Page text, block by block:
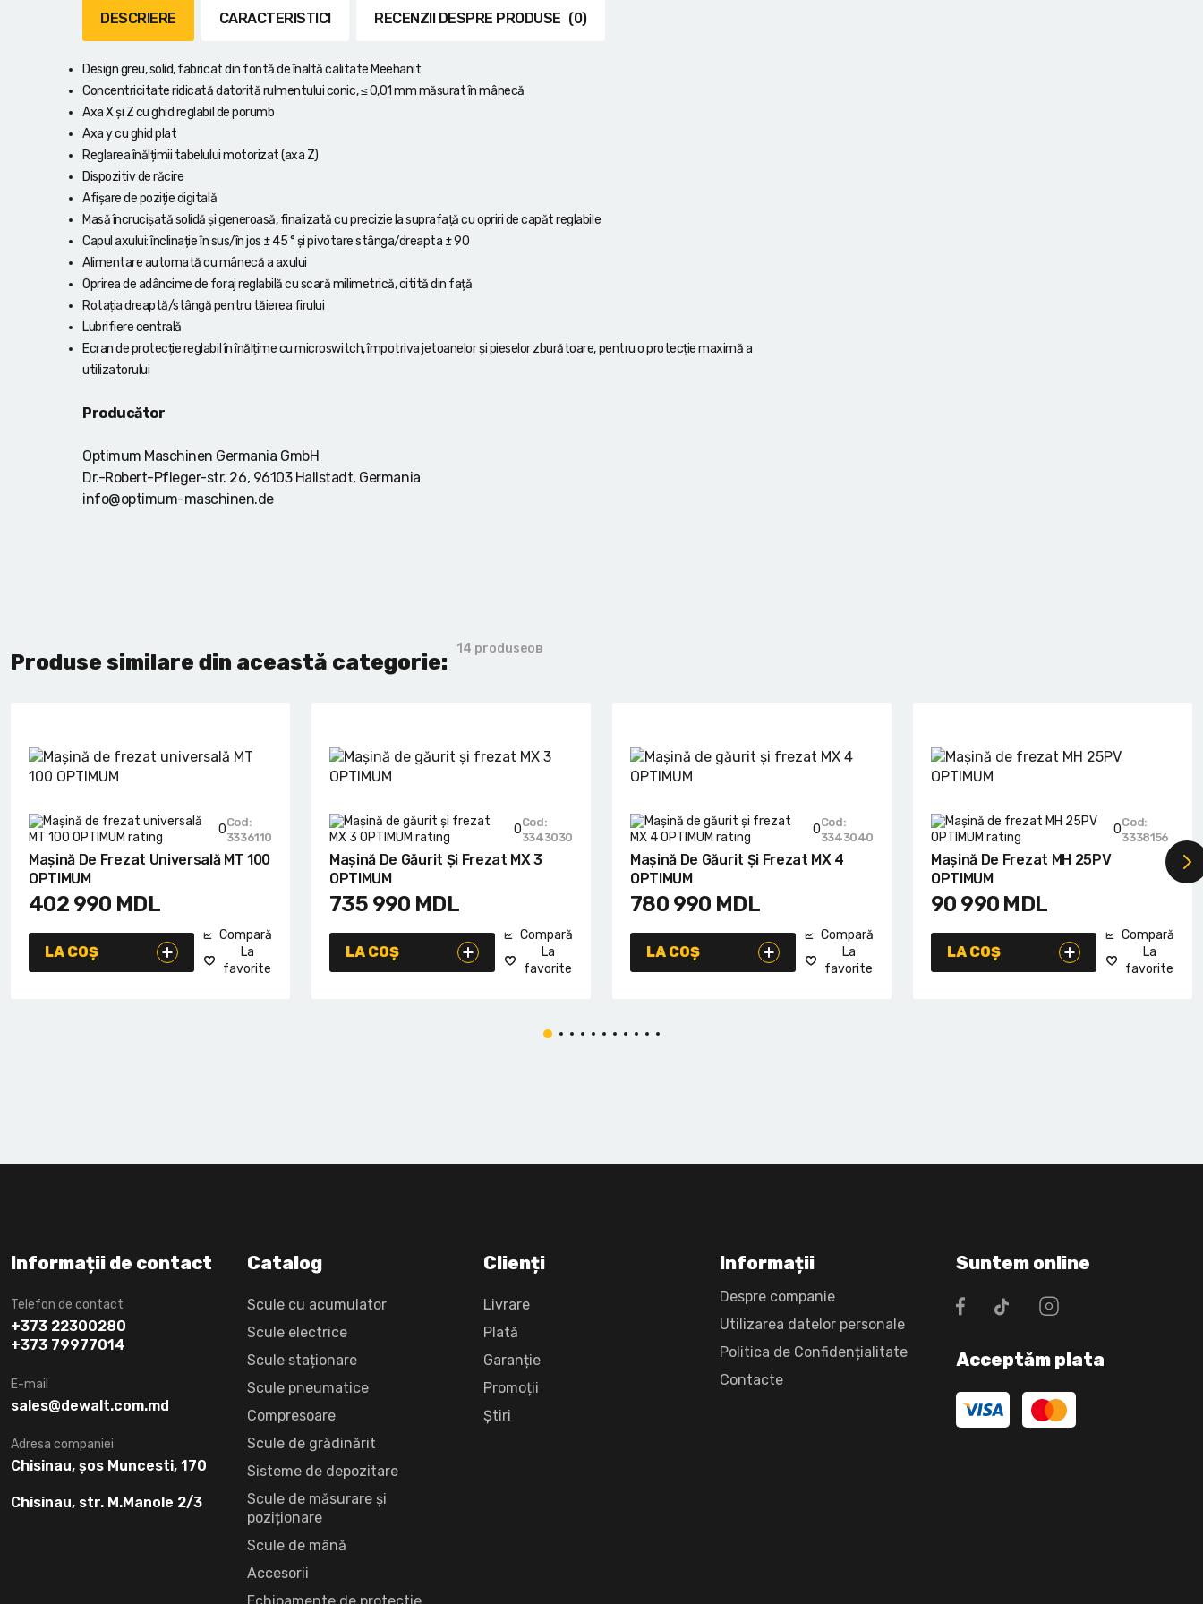
Seturi de scule cu acumulator
Acumulatoare si încărcătoare
Alte scule cu acumulator
DESCRIERE CARACTERISTICI RECENZII DESPRE PRODUSE (0)
Design greu, solid, fabricat din fontă de înaltă calitate Meehanit
Concentricitate ridicată datorită rulmentului conic, ≤ 0,01 mm măsurat în mânecă
Axa X și Z cu ghid reglabil de porumb
Axa y cu ghid plat
Reglarea înălțimii tabelului motorizat (axa Z)
Dispozitiv de răcire
Afișare de poziție digitală
Masă încrucișată solidă și generoasă, finalizată cu precizie la suprafață cu opriri de capăt reglabile
Capul axului: înclinație în sus/în jos ± 45 ° și pivotare stânga/dreapta ± 90
Alimentare automată cu mânecă a axului
Oprirea de adâncime de foraj reglabilă cu scară milimetrică, citită din față
Rotația dreaptă/stângă pentru tăierea firului
Lubrifiere centrală
Ecran de protecție reglabil în înălțime cu microswitch, împotriva jetoanelor și pieselor zburătoare, pentru o protecție maximă a
utilizatorului
Producător
Optimum Maschinen Germania GmbH
Dr.-Robert-Pfleger-str. 26, 96103 Hallstadt, Germania
info@optimum-maschinen.de
Produse similare din această categorie:
14 produseов
0Cod:
3336110
Mașină De Frezat Universală MT 100
OPTIMUM
402 990 MDL
LA COȘ
Compară
La
favorite
0Cod:
3343030
Mașină De Găurit Și Frezat MX 3
OPTIMUM
735 990 MDL
LA COȘ
Compară
La
favorite
0Cod:
3343040
Mașină De Găurit Și Frezat MX 4
OPTIMUM
780 990 MDL
LA COȘ
Compară
La
favorite
0Cod:
3338156
Mașină De Frezat MH 25PV
OPTIMUM
90 990 MDL
LA COȘ
Compară
La
favorite
Informații de contact
Telefon de contact
+373 22300280
+373 79977014
E-mail
sales@dewalt.com.md
Adresa companiei
Chisinau, șos Muncesti, 170
Chisinau, str. M.Manole 2/3
Catalog
Scule cu acumulator
Scule electrice
Scule staționare
Scule pneumatice
Compresoare
Scule de grădinărit
Sisteme de depozitare
Scule de măsurare și
poziționare
Scule de mână
Accesorii
Clienți
Livrare
Plată
Garanție
Promoții
Știri
Informații
Despre companie
Utilizarea datelor personale
Politica de Confidențialitate
Сontacte
Suntem online
Acceptăm plata